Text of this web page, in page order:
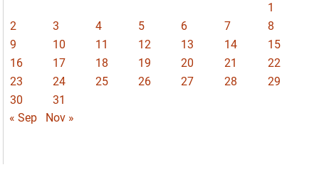
1
2
3 4 5 6 7
8
9
10 11 12 13 14
15
16
17 18 19 20 21
22
23
24 25 26 27 28
29
30
31
« Sep
Nov »